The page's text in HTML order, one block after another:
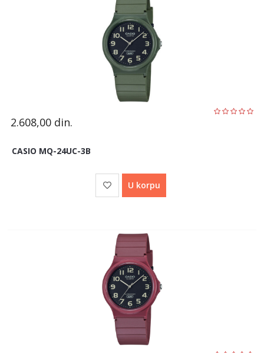
2.608,00 din.
CASIO MQ-24UC-3B
U korpu